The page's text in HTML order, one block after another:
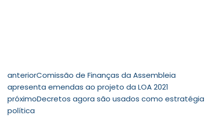
anteriorComissão de Finanças da Assembleia
apresenta emendas ao projeto da LOA 2021
próximoDecretos agora são usados como estratégia
política